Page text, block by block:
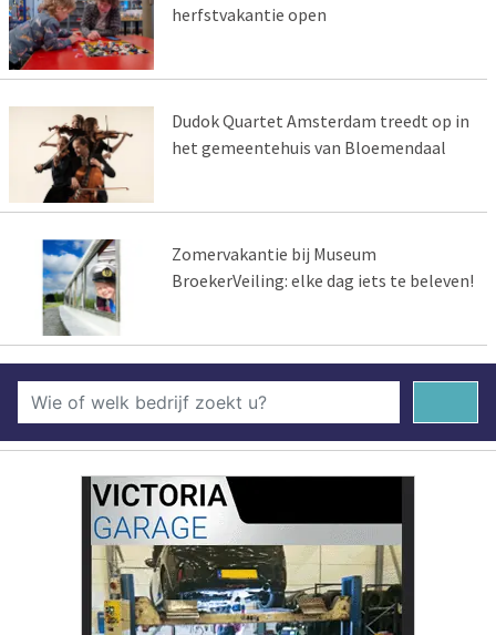
herfstvakantie open
Dudok Quartet Amsterdam treedt op in
het gemeentehuis van Bloemendaal
Zomervakantie bij Museum
BroekerVeiling: elke dag iets te beleven!